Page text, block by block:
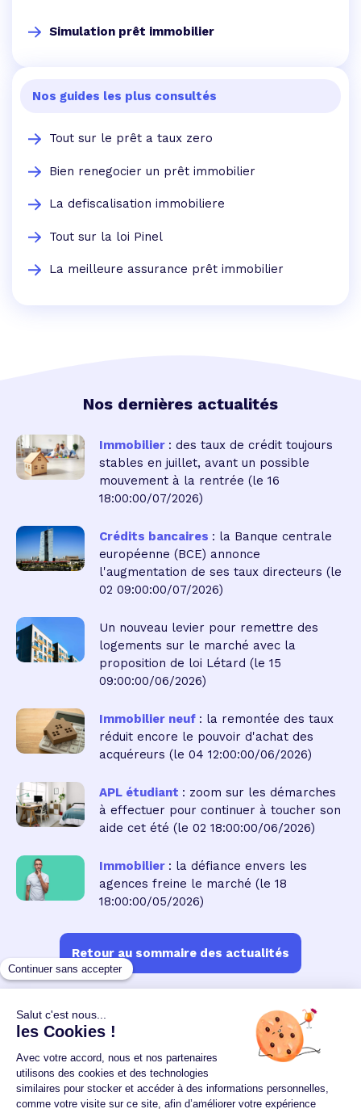
Simulation prêt immobilier
Nos guides les plus consultés
Tout sur le prêt a taux zero
Bien renegocier un prêt immobilier
La defiscalisation immobiliere
Tout sur la loi Pinel
La meilleure assurance prêt immobilier
Nos dernières actualités
Immobilier : des taux de crédit toujours
stables en juillet, avant un possible
mouvement à la rentrée (le 16
18:00:00/07/2026)
Crédits bancaires : la Banque centrale
européenne (BCE) annonce
l'augmentation de ses taux directeurs (le
02 09:00:00/07/2026)
Un nouveau levier pour remettre des
logements sur le marché avec la
proposition de loi Létard (le 15
09:00:00/06/2026)
Immobilier neuf : la remontée des taux
réduit encore le pouvoir d'achat des
acquéreurs (le 04 12:00:00/06/2026)
APL étudiant : zoom sur les démarches
à effectuer pour continuer à toucher son
aide cet été (le 02 18:00:00/06/2026)
Immobilier : la défiance envers les
agences freine le marché (le 18
18:00:00/05/2026)
Retour au sommaire des actualités
Un crédit vous engage et doit être remboursé.
Vérifiez vos capacités de remboursement avant de
vous engager.